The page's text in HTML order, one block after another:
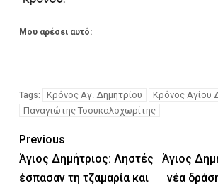
Μου αρέσει αυτό:
Tags: Κρόνος Αγ. Δημητρίου
Κρόνος Αγίου
Παναγιώτης Τσουκαλοχωρίτης
Previous
Άγιος Δημήτριος: Ληστές
έσπασαν τη τζαμαρία και
Άγιος
νέα